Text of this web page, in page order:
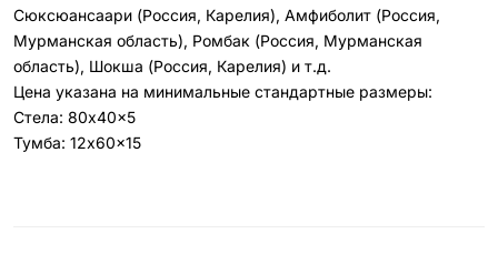
Сюксюансаари (Россия, Карелия), Амфиболит (Россия,
Мурманская область), Ромбак (Россия, Мурманская
область), Шокша (Россия, Карелия) и т.д.
Цена указана на минимальные стандартные размеры:
Стела: 80x40x5
Тумба: 12x60x15